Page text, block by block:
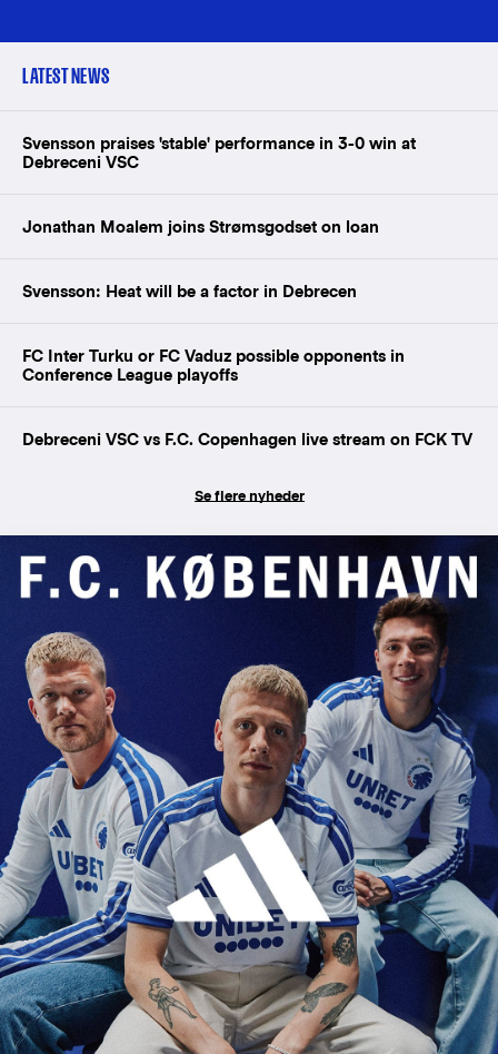
LATEST NEWS
Svensson praises 'stable' performance in 3-0 win at
Debreceni VSC
Jonathan Moalem joins Strømsgodset on loan
Svensson: Heat will be a factor in Debrecen
FC Inter Turku or FC Vaduz possible opponents in
Conference League playoffs
Debreceni VSC vs F.C. Copenhagen live stream on FCK TV
Se flere nyheder